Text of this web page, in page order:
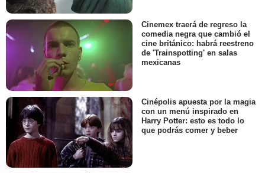
Cinemex traerá de regreso la
comedia negra que cambió el
cine británico: habrá reestreno
de 'Trainspotting' en salas
mexicanas
Cinépolis apuesta por la magia
con un menú inspirado en
Harry Potter: esto es todo lo
que podrás comer y beber